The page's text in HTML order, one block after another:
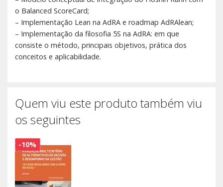
o Balanced ScoreCard;
– Implementação Lean na AdRA e roadmap AdRAlean;
– Implementação da filosofia 5S na AdRA: em que
consiste o método, principais objetivos, prática dos
conceitos e aplicabilidade.
Quem viu este produto também viu
os seguintes
-10%